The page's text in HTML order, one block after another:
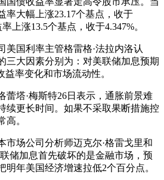
率大幅上涨23.17个基点，收于
上涨13.5个基点，收于4.347%。
美国利率主管格雷格·法拉内洛认
三大因素分别为：对美联储加息预期
益率变化和市场流动性。
蕾塔·梅斯特26日表示，通胀前景难
续更长时间。如果不采取果断措施控
高。
市场公司分析师迈克尔·格雷戈里和
储加息首先破坏的是金融市场，预
明年美国经济增速拉低2个百分点。